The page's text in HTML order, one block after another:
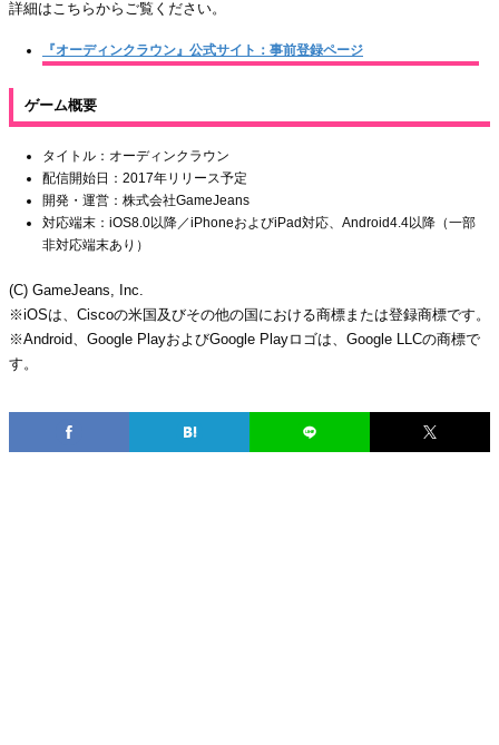
詳細はこちらからご覧ください。
『オーディンクラウン』公式サイト：事前登録ページ
ゲーム概要
タイトル：オーディンクラウン
配信開始日：2017年リリース予定
開発・運営：株式会社GameJeans
対応端末：iOS8.0以降／iPhoneおよびiPad対応、Android4.4以降（一部
非対応端末あり）
(C) GameJeans, Inc.
※iOSは、Ciscoの米国及びその他の国における商標または登録商標です。
※Android、Google PlayおよびGoogle Playロゴは、Google LLCの商標で
す。